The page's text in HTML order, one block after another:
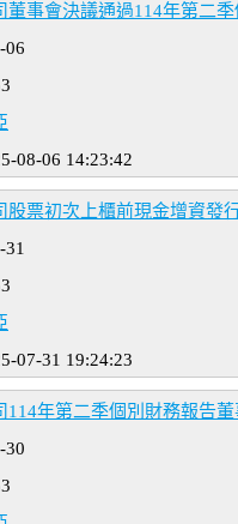
董事會決議通過114年第二
06
08-06 14:23:42
股票初次上櫃前現金增資發
07-31 19:24:23
114年第二季個別財務報告
30